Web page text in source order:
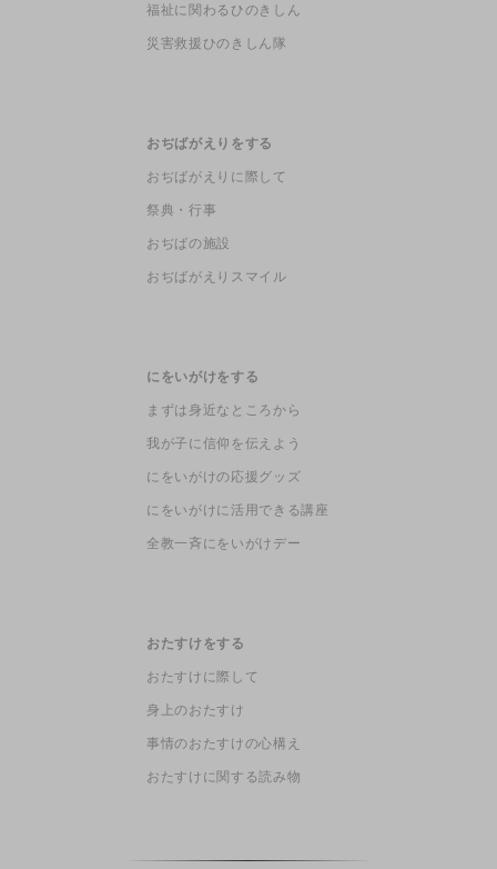
福祉に関わるひのきしん
災害救援ひのきしん隊
おぢばがえりをする
おぢばがえりに際して
祭典・行事
おぢばの施設
おぢばがえりスマイル
にをいがけをする
まずは身近なところから
我が子に信仰を伝えよう
にをいがけの応援グッズ
にをいがけに活用できる講座
全教一斉にをいがけデー
おたすけをする
おたすけに際して
身上のおたすけ
事情のおたすけの心構え
おたすけに関する読み物